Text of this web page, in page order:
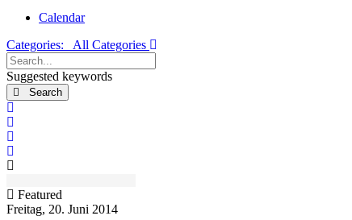
Calendar
Categories:
All Categories
Search...
Suggested keywords
Search
Featured
Freitag, 20. Juni 2014